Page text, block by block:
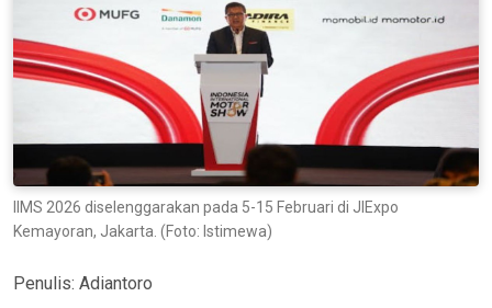
IIMS 2026 diselenggarakan pada 5-15 Februari di JIExpo
Kemayoran, Jakarta. (Foto: Istimewa)
Penulis: Adiantoro